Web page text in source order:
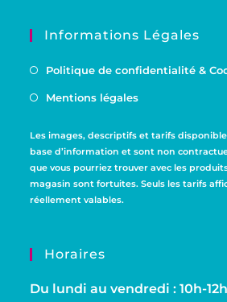
Informations Légales
Politique de confidentialité &
Mentions légales
Les images, descriptifs et tarifs
base d’information et sont non
que vous pourriez trouver avec les
magasin sont fortuites. Seuls les tarifs
réellement valables.
Horaires
Du lundi au vendredi : 10h-